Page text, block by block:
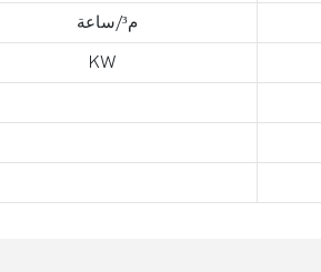
م³/ساعة
KW